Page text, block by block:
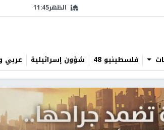
الظهر11:45
فلسطينيو 48 شؤون إسرائيلية عربي